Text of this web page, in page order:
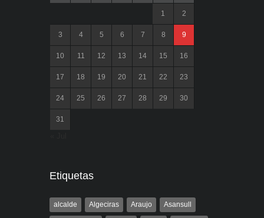
1 2
3 4 5 6 7 8 9
10 11 12 13 14 15 16
17 18 19 20 21 22 23
24 25 26 27 28 29 30
31
Etiquetas
alcalde Algeciras Araujo Asansull